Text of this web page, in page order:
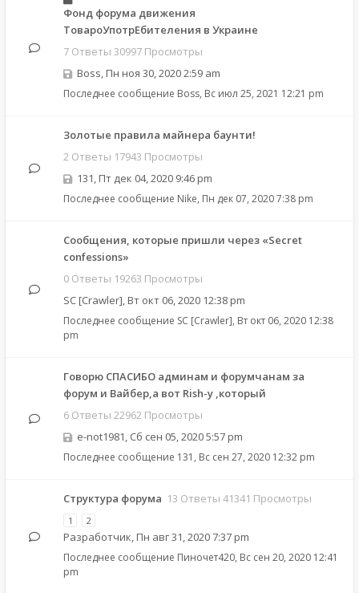
Фонд форума движения
ТовароУпотрЕбителения в Украине
7 Ответы 30997 Просмотры
Boss, Пн ноя 30, 2020 2:59 am
Последнее сообщение Boss, Вс июл 25, 2021 12:21 pm
Золотые правила майнера баунти!
2 Ответы 17943 Просмотры
131, Пт дек 04, 2020 9:46 pm
Последнее сообщение Nike, Пн дек 07, 2020 7:38 pm
Сообщения, которые пришли через «Secret
confessions»
0 Ответы 19263 Просмотры
SC [Crawler], Вт окт 06, 2020 12:38 pm
Последнее сообщение SC [Crawler], Вт окт 06, 2020 12:38
pm
Говорю СПАСИБО админам и форумчанам за
форум и Вайбер,а вот Rish-у ,который
6 Ответы 22962 Просмотры
e-not1981, Сб сен 05, 2020 5:57 pm
Последнее сообщение 131 , Вс сен 27, 2020 12:32 pm
Структура форума 13 Ответы 41341 Просмотры
1 2
Разработчик, Пн авг 31, 2020 7:37 pm
Последнее сообщение Пиночет420, Вс сен 20, 2020 12:41
pm